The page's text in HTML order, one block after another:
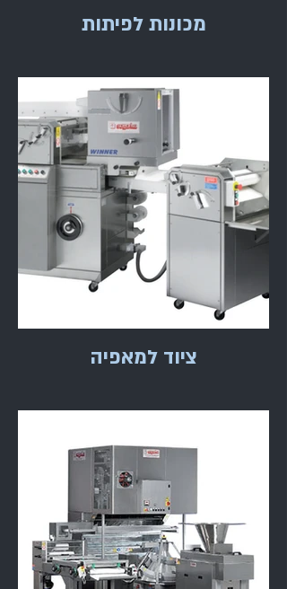
מכונות לפיתות
ציוד למאפיה